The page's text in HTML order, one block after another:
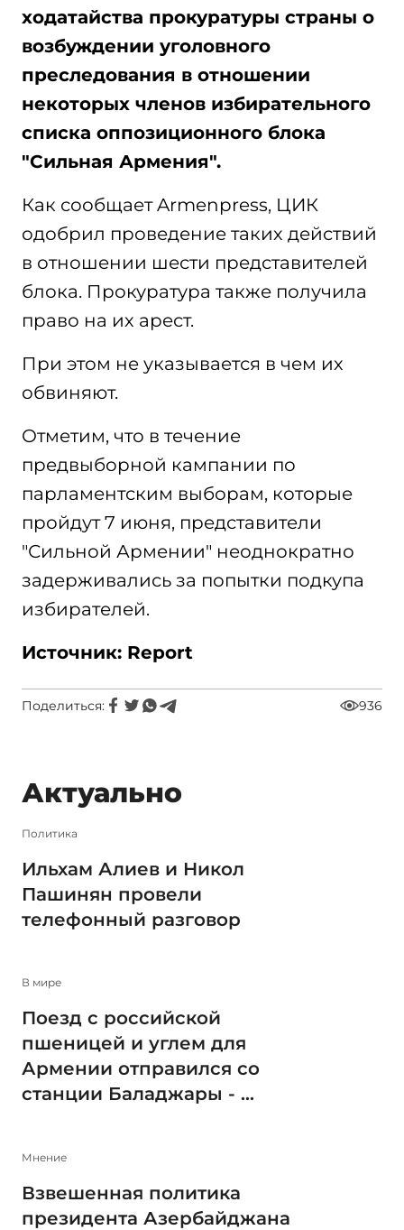
ходатайства прокуратуры страны о
возбуждении уголовного
преследования в отношении
некоторых членов избирательного
списка оппозиционного блока
"Сильная Армения".
Как сообщает Armenpress, ЦИК
одобрил проведение таких действий
в отношении шести представителей
блока. Прокуратура также получила
право на их арест.
При этом не указывается в чем их
обвиняют.
Отметим, что в течение
предвыборной кампании по
парламентским выборам, которые
пройдут 7 июня, представители
"Сильной Армении" неоднократно
задерживались за попытки подкупа
избирателей.
Источник: Report
Поделиться: 936
Актуально
Политика
Ильхам Алиев и Никол
Пашинян провели
телефонный разговор
В мире
Поезд с российской
пшеницей и углем для
Армении отправился со
станции Баладжары - ...
Мнение
Взвешенная политика
президента Азербайджана